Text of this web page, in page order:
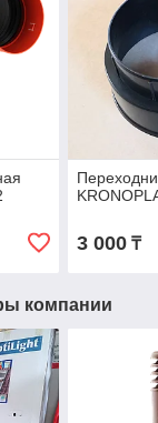
3 000₸
компании